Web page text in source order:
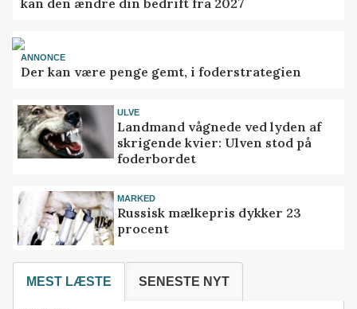
kan den ændre din bedrift fra 2027
ANNONCE
Der kan være penge gemt, i foderstrategien
ULVE
Landmand vågnede ved lyden af
skrigende kvier: Ulven stod på
foderbordet
MARKED
Russisk mælkepris dykker 23
procent
MEST LÆSTE SENESTE NYT